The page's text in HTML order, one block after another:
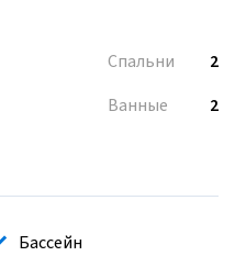
Спальни
2
Ванные
2
Бассейн